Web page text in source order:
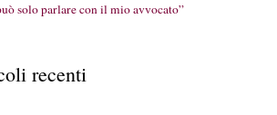
solo parlare con il mio avvocato”
recenti